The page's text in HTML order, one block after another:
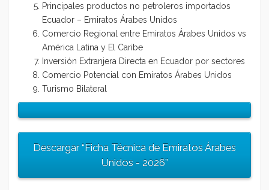
Principales productos no petroleros importados
Ecuador – Emiratos Árabes Unidos
Comercio Regional entre Emiratos Árabes Unidos vs
América Latina y El Caribe
Inversión Extranjera Directa en Ecuador por sectores
Comercio Potencial con Emiratos Árabes Unidos
Turismo Bilateral
Descargar “Ficha Técnica de Emiratos Árabes
Unidos - 2026”